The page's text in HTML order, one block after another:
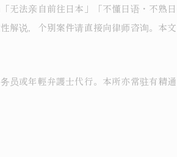
无法亲自前往日本」「不懂日语・不熟
说，个别案件请直接向律师咨询。本
员或年輕弁護士代行。本所亦常驻有精